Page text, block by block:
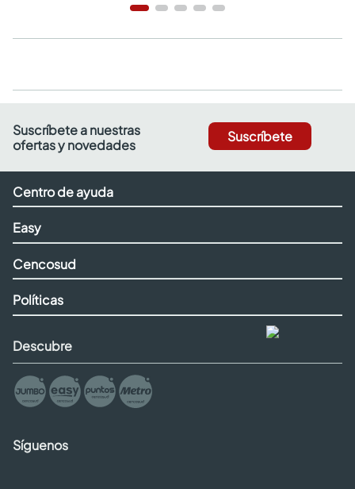
Suscríbete a nuestras
ofertas y novedades
Suscríbete
Centro de ayuda
Easy
Cencosud
Políticas
Descubre
Síguenos